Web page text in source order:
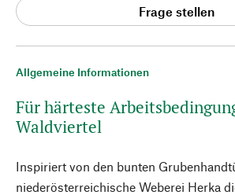
Allgemeine Informationen
Für härteste
Waldviertel
Inspiriert von den bunten
niederösterreichische Weberei Herka
Frage stellen